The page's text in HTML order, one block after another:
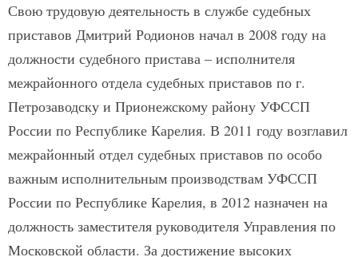
Свою трудовую деятельность в службе судебных
приставов Дмитрий Родионов начал в 2008 году на
должности судебного пристава – исполнителя
межрайонного отдела судебных приставов по г.
Петрозаводску и Прионежскому району УФССП
России по Республике Карелия. В 2011 году возглавил
межрайонный отдел судебных приставов по особо
важным исполнительным производствам УФССП
России по Республике Карелия, в 2012 назначен на
должность заместителя руководителя Управления по
Московской области. За достижение высоких